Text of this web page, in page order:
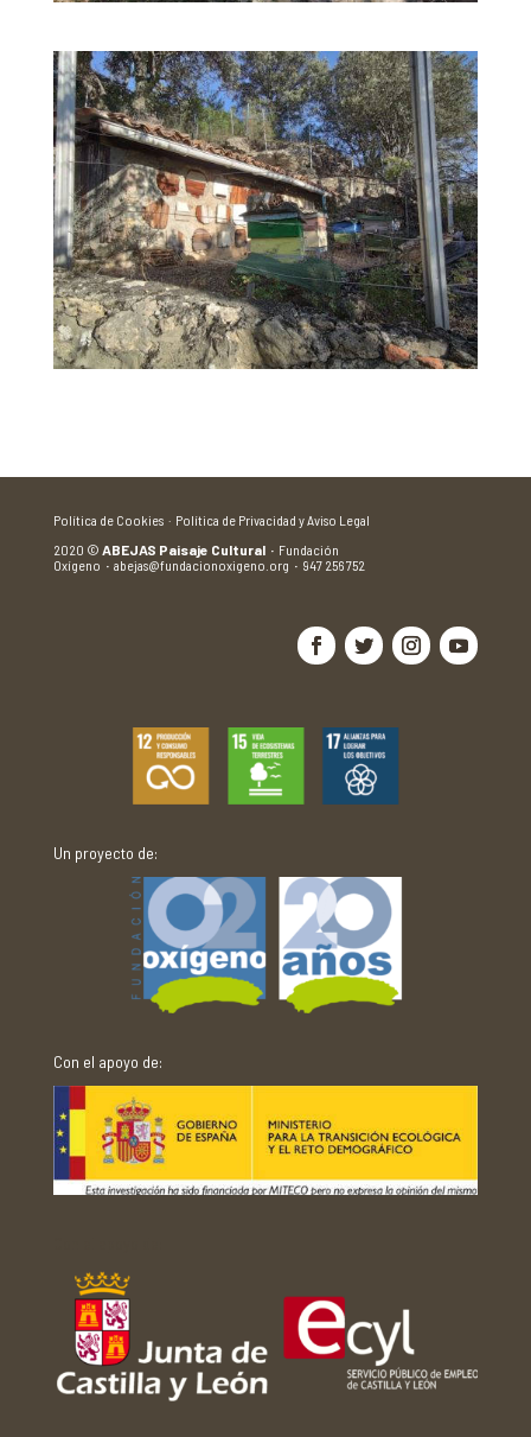
Política de Cookies · Política de Privacidad y Aviso Legal
2020 © ABEJAS Paisaje Cultural · Fundación
Oxígeno · abejas@fundacionoxigeno.org · 947 256 752
Un proyecto de:
Con el apoyo de: